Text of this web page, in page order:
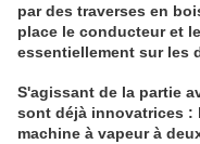
par des traverses en
place le conducteur et
essentiellement sur les
S'agissant de la partie
sont déjà innovatrices :
machine à vapeur à